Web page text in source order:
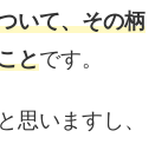
いて、その柄
とです。
思いますし、